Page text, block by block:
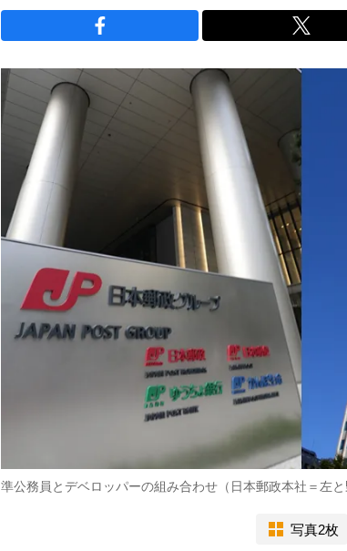
準公務員とデベロッパーの組み合わせ（日本郵政本社＝左
写真2枚